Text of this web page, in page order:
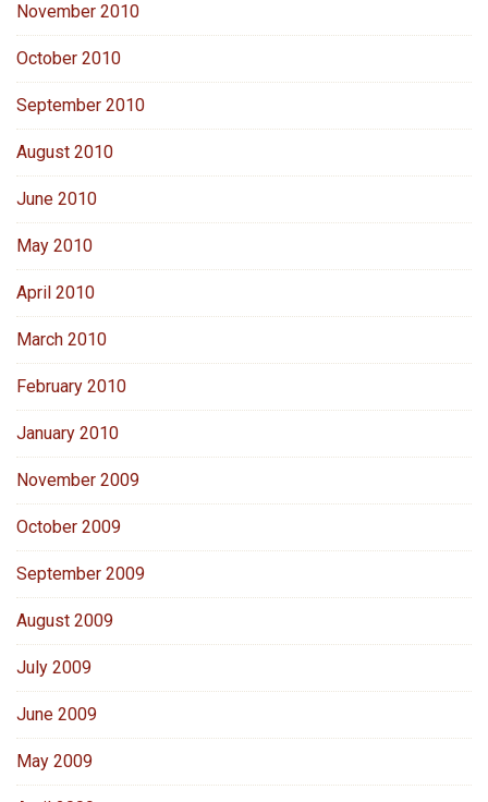
November 2010
October 2010
September 2010
August 2010
June 2010
May 2010
April 2010
March 2010
February 2010
January 2010
November 2009
October 2009
September 2009
August 2009
July 2009
June 2009
May 2009